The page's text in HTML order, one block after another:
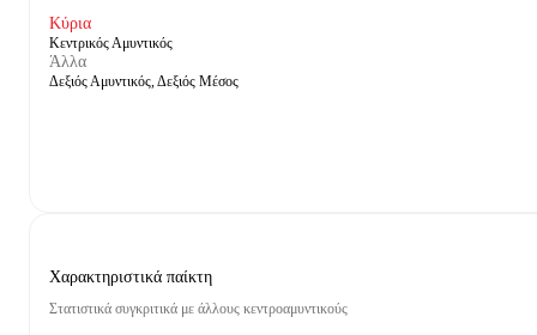
Κύρια
Κεντρικός Αμυντικός
Άλλα
Δεξιός Αμυντικός, Δεξιός Μέσος
Χαρακτηριστικά παίκτη
Στατιστικά συγκριτικά με άλλους κεντροαμυντικούς